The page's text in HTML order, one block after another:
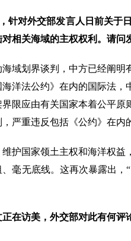
针对外交部发言人日前关于
相关海域的主权权利。请问
域划界谈判，中方已经阐
洋法公约》在内的国际法
限应由有关国家本着公平
严重违反包括《公约》在
护国家领土主权和海洋权
毫无底线。这再次暴露出
在访美，外交部对此有何评